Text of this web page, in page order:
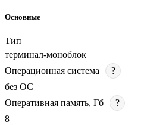
Основные
Тип
терминал-моноблок
Операционная система
?
без ОС
Оперативная память, Гб
?
8